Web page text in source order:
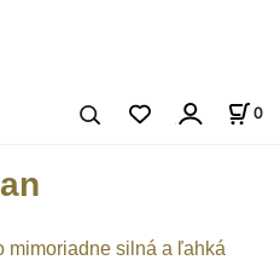
0
mimoriadne silná a ľahká